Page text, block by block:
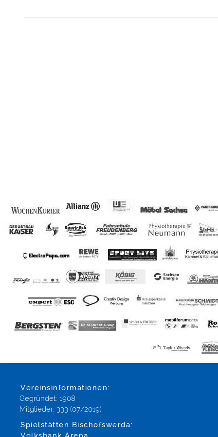
Vereinsinformationen:
Gegründet: 1908
Mitglieder: 333 (07/2019)
Spielstätten Bischofswerda: